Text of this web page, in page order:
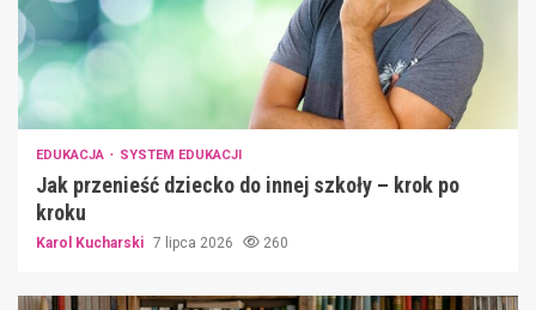
EDUKACJA SYSTEM EDUKACJI
Jak przenieść dziecko do innej szkoły – krok po
kroku
Karol Kucharski 7 lipca 2026 260